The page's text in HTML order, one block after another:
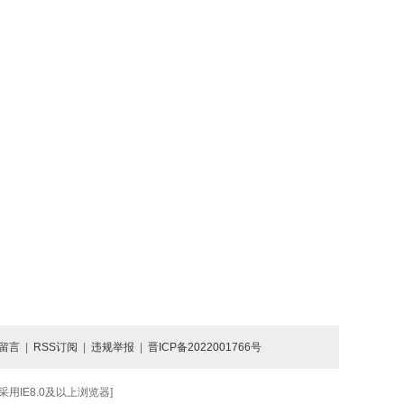
言 RSS订阅 违规举报 晋ICP备2022001766号
用IE8.0及以上浏览器]